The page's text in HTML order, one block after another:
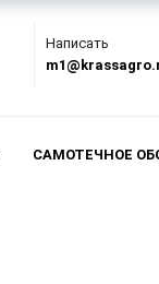
Написать
САМОТЕЧНОЕ